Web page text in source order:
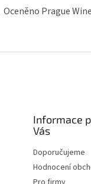
Oceněno Prague
Informace
Vás
Doporučujeme
Hodnocení